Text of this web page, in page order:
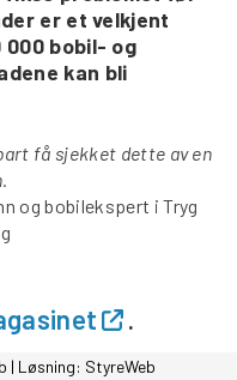
er et velkjent
000 bobil- og
kan bli
få sjekket dette av en
og bobilekspert i Tryg
.
| Løsning: StyreWeb